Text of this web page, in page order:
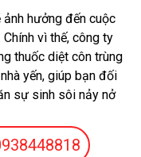
ảnh hưởng đến cuộc
vì thế, công ty
thuốc diệt côn trùng
yến, giúp bạn đối
sự sinh sôi nảy nở